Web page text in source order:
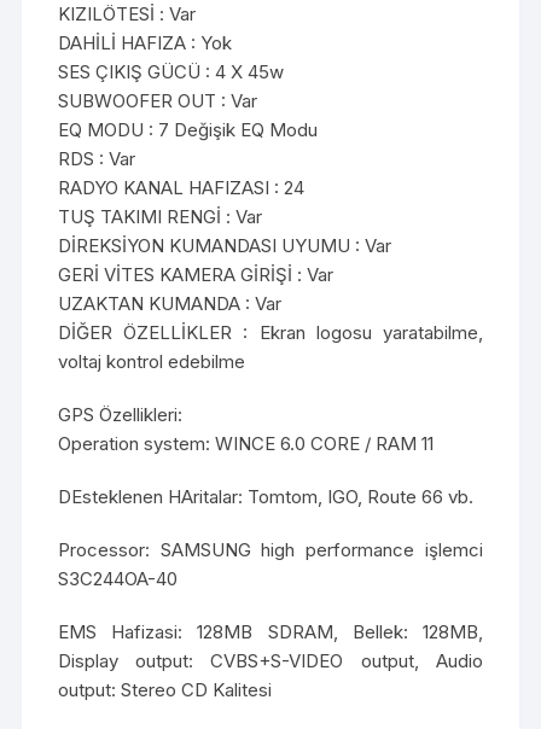
KIZILÖTESİ : Var
DAHİLİ HAFIZA : Yok
SES ÇIKIŞ GÜCÜ : 4 X 45w
SUBWOOFER OUT : Var
EQ MODU : 7 Değişik EQ Modu
RDS : Var
RADYO KANAL HAFIZASI : 24
TUŞ TAKIMI RENGİ : Var
DİREKSİYON KUMANDASI UYUMU : Var
GERİ VİTES KAMERA GİRİŞİ : Var
UZAKTAN KUMANDA : Var
DİĞER ÖZELLİKLER : Ekran logosu yaratabilme,
voltaj kontrol edebilme
GPS Özellikleri:
Operation system: WINCE 6.0 CORE / RAM 11
DEsteklenen HAritalar: Tomtom, IGO, Route 66 vb.
Processor: SAMSUNG high performance işlemci
S3C244OA-40
EMS Hafizasi: 128MB SDRAM, Bellek: 128MB,
Display output: CVBS+S-VIDEO output, Audio
output: Stereo CD Kalitesi